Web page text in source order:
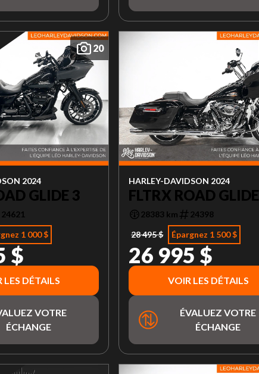
20
2024
GLIDE 3
24621
1 000 $
$
LES DÉTAILS
VOTRE
ÉCHANGE
HARLEY-DAVIDSON 2024
FLTRX ROAD GLIDE
28383 km
24398
28 495 $
Épargnez 1 500 $
26 995 $
VOIR LES DÉTAILS
ÉVALUEZ VOTRE
ÉCHANGE